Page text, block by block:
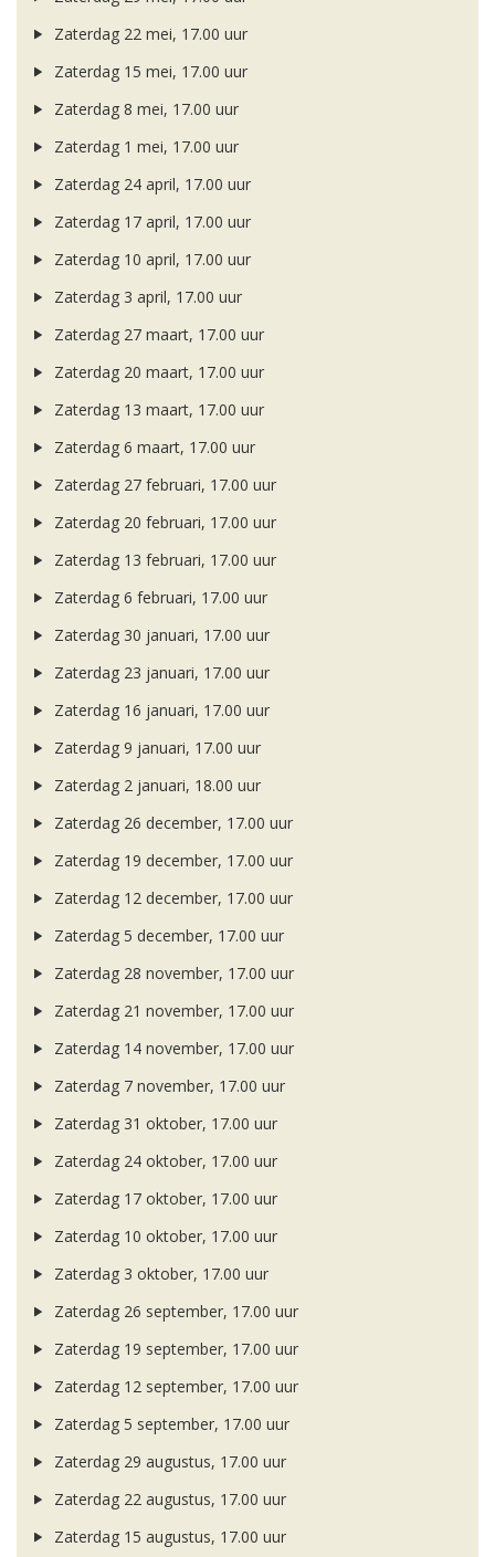
Zaterdag 22 mei, 17.00 uur
Zaterdag 15 mei, 17.00 uur
Zaterdag 8 mei, 17.00 uur
Zaterdag 1 mei, 17.00 uur
Zaterdag 24 april, 17.00 uur
Zaterdag 17 april, 17.00 uur
Zaterdag 10 april, 17.00 uur
Zaterdag 3 april, 17.00 uur
Zaterdag 27 maart, 17.00 uur
Zaterdag 20 maart, 17.00 uur
Zaterdag 13 maart, 17.00 uur
Zaterdag 6 maart, 17.00 uur
Zaterdag 27 februari, 17.00 uur
Zaterdag 20 februari, 17.00 uur
Zaterdag 13 februari, 17.00 uur
Zaterdag 6 februari, 17.00 uur
Zaterdag 30 januari, 17.00 uur
Zaterdag 23 januari, 17.00 uur
Zaterdag 16 januari, 17.00 uur
Zaterdag 9 januari, 17.00 uur
Zaterdag 2 januari, 18.00 uur
Zaterdag 26 december, 17.00 uur
Zaterdag 19 december, 17.00 uur
Zaterdag 12 december, 17.00 uur
Zaterdag 5 december, 17.00 uur
Zaterdag 28 november, 17.00 uur
Zaterdag 21 november, 17.00 uur
Zaterdag 14 november, 17.00 uur
Zaterdag 7 november, 17.00 uur
Zaterdag 31 oktober, 17.00 uur
Zaterdag 24 oktober, 17.00 uur
Zaterdag 17 oktober, 17.00 uur
Zaterdag 10 oktober, 17.00 uur
Zaterdag 3 oktober, 17.00 uur
Zaterdag 26 september, 17.00 uur
Zaterdag 19 september, 17.00 uur
Zaterdag 12 september, 17.00 uur
Zaterdag 5 september, 17.00 uur
Zaterdag 29 augustus, 17.00 uur
Zaterdag 22 augustus, 17.00 uur
Zaterdag 15 augustus, 17.00 uur